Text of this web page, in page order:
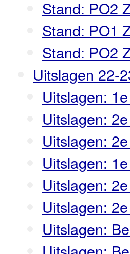
Stand: PO2
Stand: PO1
Stand: PO2
Uitslagen 22-
Uitslagen:
Uitslagen:
Uitslagen:
Uitslagen:
Uitslagen:
Uitslagen:
Uitslagen: